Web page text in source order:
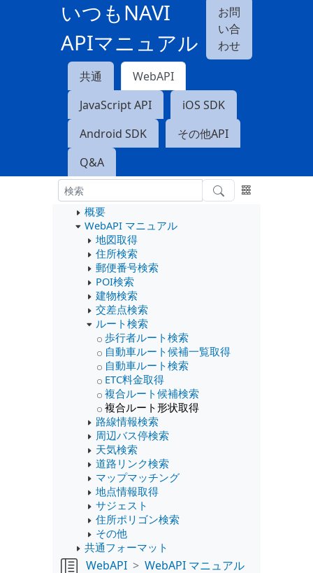
いつもNAVI
APIマニュアル
お問
い合
わせ
共通
WebAPI
JavaScript API
iOS SDK
Android SDK
その他API
Q&A
概要
WebAPI マニュアル
地図取得
住所検索
郵便番号検索
POI検索
建物検索
交差点検索
ルート検索
歩行者ルート検索
自動車ルート候補一覧取得
自動車ルート検索
ETC料金取得
複合ルート候補検索
複合ルート形状取得
路線情報検索
周辺バス停検索
天気検索
道路リンク検索
マップマッチング
地点情報取得
サジェスト
住所ポリゴン検索
その他
共通フォーマット
WebAPI
WebAPI マニュアル